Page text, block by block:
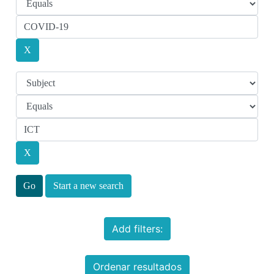
Start a new search
Add filters:
Ordenar resultados